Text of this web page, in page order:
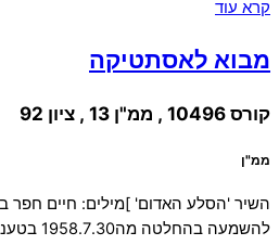
קרא עוד
מבוא לאסתטיקה
קורס 10496 , ממ"ן 13 , ציון 92
ממ"ן
השיר 'הסלע האדום' ]מילים: חיים חפר
להשמעה